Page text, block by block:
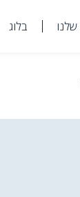
בלוג